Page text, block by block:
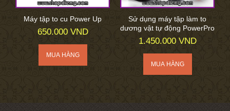
Máy tập to cu Power Up
650.000 VND
Sử dụng máy tập làm to
dương vật tự động PowerPro
1.450.000 VND